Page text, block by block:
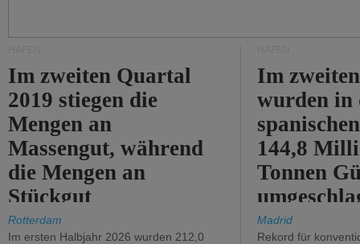
Im zweiten Quartal
2019 stiegen die
Mengen an
Massengut, während
die Mengen an
Stückgut
zurückgingen.
Rotterdam
Im ersten Halbjahr 2026 wurden 212,0
Im
wurden in
144,8
Tonnen
%).
Madrid
Rekord für